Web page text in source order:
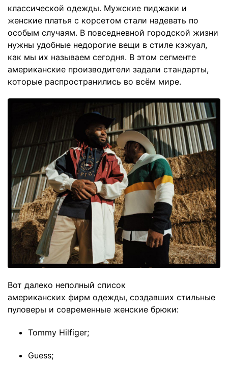
классической одежды. Мужские пиджаки и
женские платья с корсетом стали надевать по
особым случаям. В повседневной городской жизни
нужны удобные недорогие вещи в стиле кэжуал,
как мы их называем сегодня. В этом сегменте
американские производители задали стандарты,
которые распространились во всём мире.
Вот далеко неполный список
американских фирм одежды, создавших стильные
пуловеры и современные женские брюки:
Tommy Hilfiger;
Guess;